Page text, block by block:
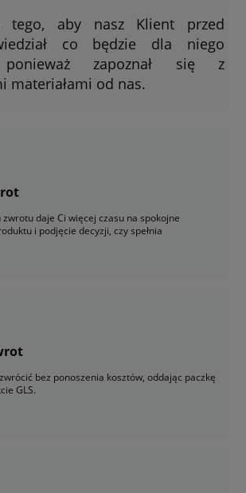
tego, aby nasz Klient przed
co będzie dla niego
ponieważ zapoznał się z
materiałami od nas.
zwrotu daje Ci więcej czasu na spokojne
i podjęcie decyzji, czy spełnia
bez ponoszenia kosztów, oddając paczkę
GLS.